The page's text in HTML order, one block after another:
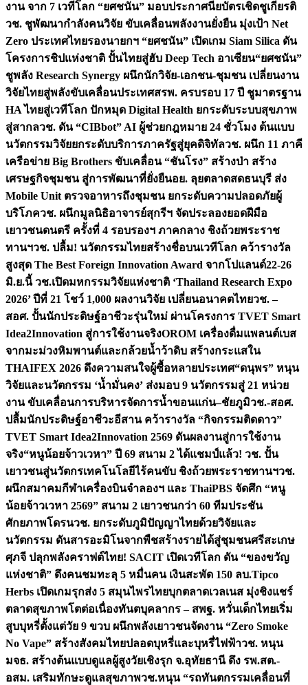
งาน จาก 7 เวทีโลก “ยศชนัน” มอบประกาศนียบัตรเชิดชูเกียรติ
วช. ชูพัฒนากำลังคนวิจัย ขับเคลื่อนพลังงานยั่งยืน มุ่งเป้า Net
Zero ประเทศไทยรองนายกฯ “ยศชนัน” เปิดเกม Siam Silica ดัน
โครงการชิปแห่งชาติ ปั้นไทยสู่ฮับ Deep Tech อาเซียน“ยศชนัน”
ชูพลัง Research Synergy ผนึกนักวิจัย-เอกชน-ชุมชน เปลี่ยนงาน
วิจัยไทยสู่พลังขับเคลื่อนประเทศสรพ. ครบรอบ 17 ปี ชูมาตรฐาน
HA ไทยสู่เวทีโลก ปักหมุด Digital Health ยกระดับระบบสุขภาพ
สู่สากลวช. ดัน “CIBbot” AI ผู้ช่วยกฎหมาย 24 ชั่วโมง ต้นแบบ
นวัตกรรมวิจัยยกระดับบริการภาครัฐสู่ยุคดิจิทัลวช. ผนึก 11 ภาคี
เครือข่าย Big Brothers ขับเคลื่อน “ชันโรง” สร้างป่า สร้าง
เศรษฐกิจชุมชน สู่การพัฒนาที่ยั่งยืนอย. ลุยตลาดสดธนบุรี ส่ง
Mobile Unit ตรวจอาหารถึงชุมชน ยกระดับความปลอดภัยผู้
บริโภควช. ผนึกมูลนิธิอาจารย์สุกรีฯ จัดประลองยอดฝีมือ
เยาวชนดนตรี ครั้งที่ 4 รอบรองฯ ภาคกลาง ชิงถ้วยพระราช
ทานฯวช. ปลื้ม! นวัตกรรมไทยสร้างชื่อบนเวทีโลก คว้ารางวัล
สูงสุด The Best Foreign Innovation Award จากโปแลนด์22-26
มิ.ย.นี้ วช.เปิดมหกรรมวิจัยแห่งชาติ ‘Thailand Research Expo
2026’ ปีที่ 21 โชว์ 1,000 ผลงานวิจัย เปลี่ยนอนาคตไทยวช. –
สอศ. ปั้นนักประดิษฐ์อาชีวะรุ่นใหม่ ผ่านโครงการ TVET Smart
Idea2Innovation สู่การใช้งานจริงOROM เครื่องดื่มแพลนต์เบส
จากมะม่วงหิมพานต์และกล้วยน้ำว้าดิบ สร้างกระแสใน
THAIFEX 2026 ดึงความสนใจผู้ซื้อหลายประเทศ“ดนุพร” หนุน
วิจัยและนวัตกรรม ‘น้ำมั่นคง’ ส่งมอบ 9 นวัตกรรมสู่ 21 หน่วย
งาน ขับเคลื่อนการบริหารจัดการน้ำขอนแก่น–ชัยภูมิวช.-สอศ.
ปลื้มนักประดิษฐ์อาชีวะอีสาน คว้ารางวัล “กิจกรรมติดดาว”
TVET Smart Idea2Innovation 2569 ดันผลงานสู่การใช้งาน
จริง“หนูน้อยจ้าวเวหา” ปี 69 สนาม 2 ได้แชมป์แล้ว! วช. ปั้น
เยาวชนสู่นวัตกรเทคโนโลยีไร้คนขับ ชิงถ้วยพระราชทานฯวช.
ผนึกสมาคมกีฬาเครื่องบินจำลองฯ และ ThaiPBS จัดศึก “หนู
น้อยจ้าวเวหา 2569” สนาม 2 เยาวชนกว่า 60 ทีมประชัน
ศักยภาพโดรนวช. ยกระดับภูมิปัญญาไทยด้วยวิจัยและ
นวัตกรรม ดันสารอะมิโนจากพืชสร้างรายได้สู่ชุมชนศรีสะเกษ
ศุภจี ปลุกพลังคราฟต์ไทย! SACIT เปิดเวทีโลก ดัน “ของขวัญ
แห่งชาติ” ดึงคนชมทะลุ 5 หมื่นคน เงินสะพัด 150 ลบ.Tipco
Herbs เปิดเกมรุกส่ง 5 สมุนไพรไทยบุกตลาดเวลเนส มุ่งชิงแชร์
ตลาดสุขภาพโตต่อเนื่องทันตบุคลากร – สพฐ. หวั่นเด็กไทยเริ่ม
สูบบุหรี่ตั้งแต่วัย 9 ขวบ ผนึกพลังเยาวชนจัดงาน “Zero Smoke
No Vape” สร้างสังคมไทยปลอดบุหรี่และบุหรี่ไฟฟ้าวช. หนุน
มจธ. สร้างต้นแบบดูแลผู้สูงวัยเชิงรุก จ.อุทัยธานี ดึง รพ.สต.-
อสม. เสริมทักษะดูแลสุขภาพวช.หนุน “รถทันตกรรมเคลื่อนที่